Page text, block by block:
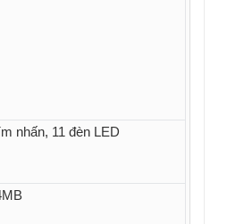
nhấn, 11 đèn LED